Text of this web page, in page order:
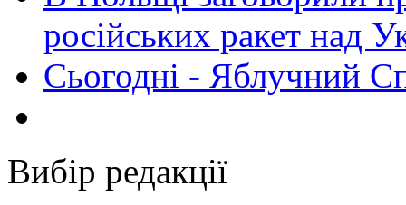
російських ракет над
Сьогодні - Яблучний
Вибір редакції